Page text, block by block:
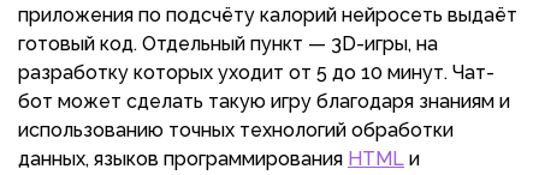
приложения по подсчёту калорий нейросеть выдаёт
готовый код. Отдельный пункт — 3D-игры, на
разработку которых уходит от 5 до 10 минут. Чат-
бот может сделать такую игру благодаря знаниям и
использованию точных технологий обработки
данных, языков программирования HTML и